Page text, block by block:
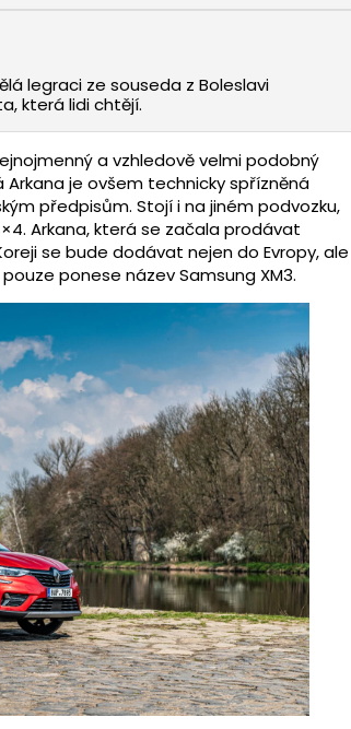
legraci ze souseda z Boleslavi
která lidi chtějí.
a vzhledově velmi podobný
Arkana je ovšem technicky spřízněná
předpisům. Stojí i na jiném podvozku,
Arkana, která se začala prodávat
se bude dodávat nejen do Evropy, ale
ponese název Samsung XM3.